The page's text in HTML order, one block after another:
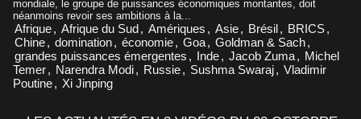
mondiale, le groupe de puissances économiques montantes, doit
néanmoins revoir ses ambitions à la...
Afrique, Afrique du Sud, Amériques , Asie, Brésil, BRICS,
Chine, domination, économie, Goa, Goldman & Sach,
grandes puissances émergentes , Inde, Jacob Zuma, Michel
Temer, Narendra Modi, Russie, Sushma Swaraj, Vladimir
Poutine, Xi Jinping